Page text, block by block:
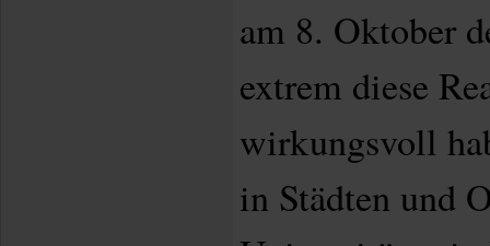
am 8. Oktober
extrem diese
wirkungsvoll
in Städten und